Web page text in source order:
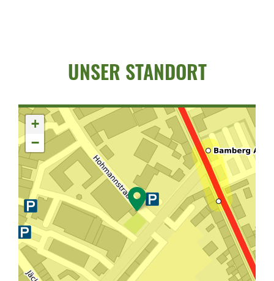
UNSER STANDORT
+
−